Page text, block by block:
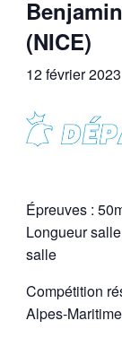
(NICE)
12 février 2023
Épreuves :
Longueur
salle
Compétition
Alpes-